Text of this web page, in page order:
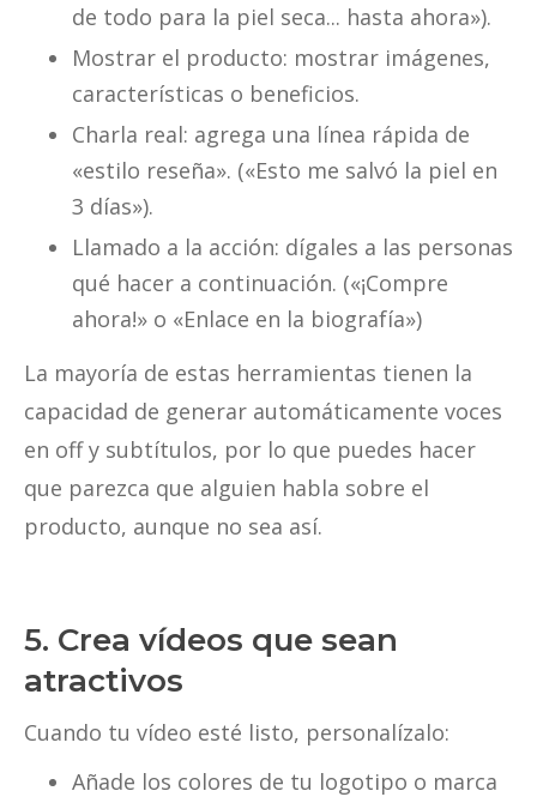
de todo para la piel seca... hasta ahora»).
Mostrar el producto: mostrar imágenes,
características o beneficios.
Charla real: agrega una línea rápida de
«estilo reseña». («Esto me salvó la piel en
3 días»).
Llamado a la acción: dígales a las personas
qué hacer a continuación. («¡Compre
ahora!» o «Enlace en la biografía»)
La mayoría de estas herramientas tienen la
capacidad de generar automáticamente voces
en off y subtítulos, por lo que puedes hacer
que parezca que alguien habla sobre el
producto, aunque no sea así.
5. Crea vídeos que sean
atractivos
Cuando tu vídeo esté listo, personalízalo:
Añade los colores de tu logotipo o marca